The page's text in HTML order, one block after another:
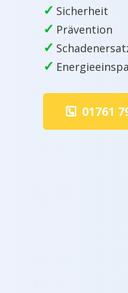
✓ Sicherheit
✓ Prävention
✓
✓
01761